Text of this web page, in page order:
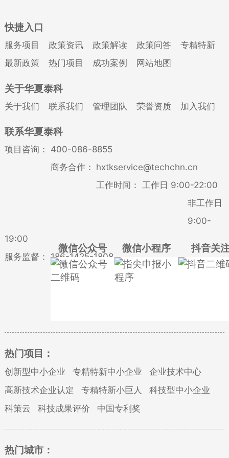
快捷入口
服务项目 政策资讯 政策解读 政策问答
专精特新
最新政策
热门项目 成功案例 网站地图
关于华夏泰科
关于我们 联系我们 管理团队 荣誉资质 加入我们
联系华夏泰科
项目咨询：
400-086-8855
商务合作： hxtkservice@techchn.cn
工作时间：
工作日 9:00-22:00
非工作日
9:00-
19:00
服务监督： 186-1425-1808
微信公众号 微信小程序 抖音关
热门项目：
创新型中小企业 专精特新中小企业
企业技术中心
高新技术企业认定
专精特新小巨人
科技型中小企业
科策云
科技成果评价 中国专利奖
热门城市：